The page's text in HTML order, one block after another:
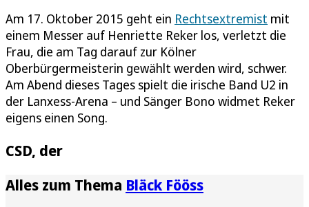
Am 17. Oktober 2015 geht ein Rechtsextremist mit
einem Messer auf Henriette Reker los, verletzt die
Frau, die am Tag darauf zur Kölner
Oberbürgermeisterin gewählt werden wird, schwer.
Am Abend dieses Tages spielt die irische Band U2 in
der Lanxess-Arena – und Sänger Bono widmet Reker
eigens einen Song.
CSD, der
Alles zum Thema Bläck Fööss